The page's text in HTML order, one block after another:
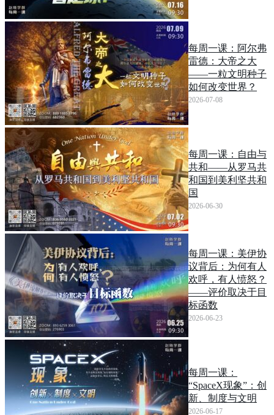
每周一课：阿尔弗
雷德：大帝之大
——一粒文明种子
如何改变世界？
2026-07-08
每周一课：自由与
共和——从罗马共
和国到美利坚共和
国
2026-06-30
每周一课：美伊协
议背后：为何有人
欢呼，有人愤怒？
——评价取决于目
标函数
2026-06-23
每周一课：
“SpaceX现象”：创
新、制度与文明
2026-06-17